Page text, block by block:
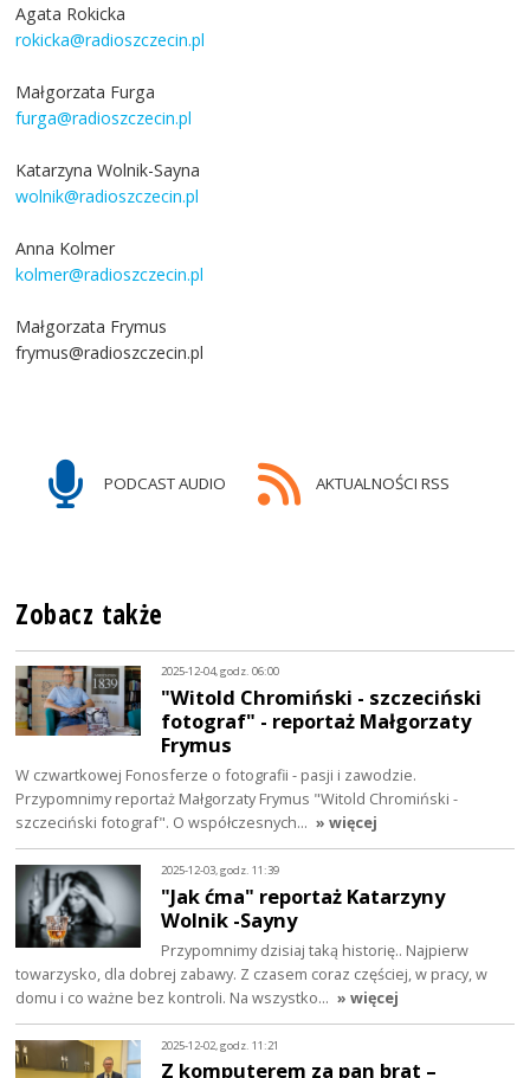
Agata Rokicka
rokicka@radioszczecin.pl
Małgorzata Furga
furga@radioszczecin.pl
Katarzyna Wolnik-Sayna
wolnik@radioszczecin.pl
Anna Kolmer
kolmer@radioszczecin.pl
Małgorzata Frymus
frymus@radioszczecin.pl
PODCAST AUDIO AKTUALNOŚCI RSS
Zobacz także
2025-12-04, godz. 06:00
"Witold Chromiński - szczeciński
fotograf" - reportaż Małgorzaty
Frymus
W czwartkowej Fonosferze o fotografii - pasji i zawodzie.
Przypomnimy reportaż Małgorzaty Frymus "Witold Chromiński -
szczeciński fotograf". O współczesnych… » więcej
2025-12-03, godz. 11:39
"Jak ćma" reportaż Katarzyny
Wolnik -Sayny
Przypomnimy dzisiaj taką historię.. Najpierw
towarzysko, dla dobrej zabawy. Z czasem coraz częściej, w pracy, w
domu i co ważne bez kontroli. Na wszystko… » więcej
2025-12-02, godz. 11:21
Z komputerem za pan brat –